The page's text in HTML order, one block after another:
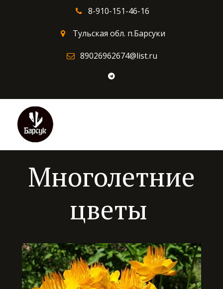
8-910-151-46-16
Тульская обл. п.Барсуки
89026962674@list.ru
Многолетние
цветы